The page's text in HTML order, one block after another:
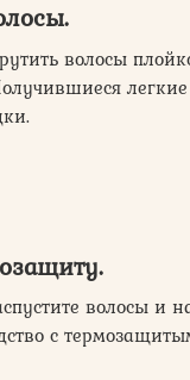
волосы
волосы и
с